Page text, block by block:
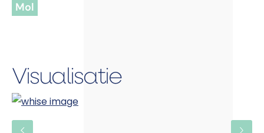
Mol
Visualisatie